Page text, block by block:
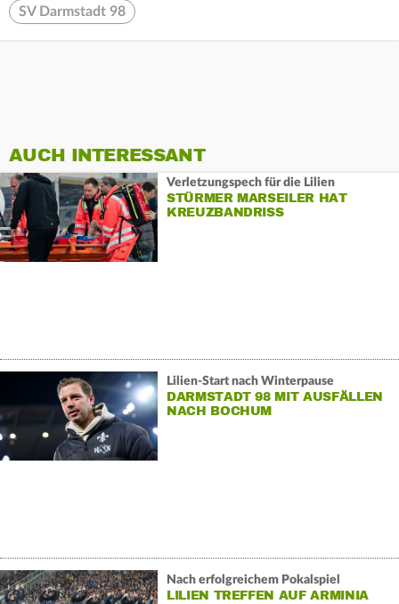
SV Darmstadt 98
AUCH INTERESSANT
Verletzungspech für die Lilien
STÜRMER MARSEILER HAT
KREUZBANDRISS
Lilien-Start nach Winterpause
DARMSTADT 98 MIT AUSFÄLLEN
NACH BOCHUM
Nach erfolgreichem Pokalspiel
LILIEN TREFFEN AUF ARMINIA